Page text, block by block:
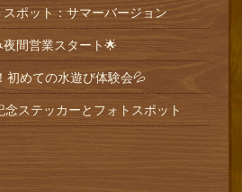
ポット：サマーバージョン
間営業スタート🌟
初めての水遊び体験会💦
念ステッカーとフォトスポット